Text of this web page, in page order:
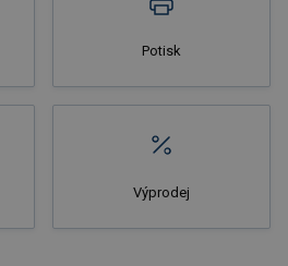
Potisk
Výprodej